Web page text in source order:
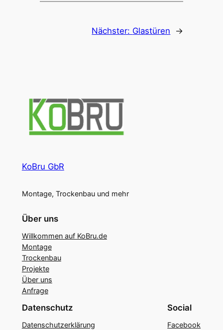
Nächster: Glastüren →
KoBru GbR
Montage, Trockenbau und mehr
Über uns
Willkommen auf KoBru.de
Montage
Trockenbau
Projekte
Über uns
Anfrage
Datenschutz
Datenschutzerklärung
Social
Facebook